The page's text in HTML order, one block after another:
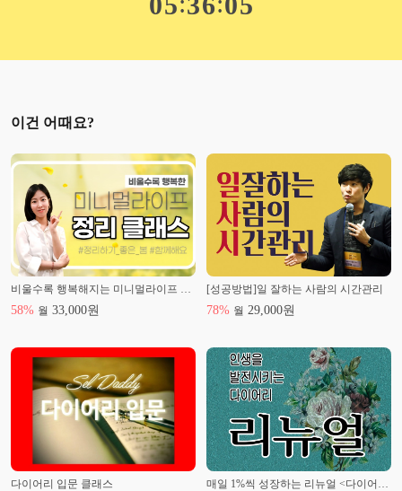
- GS건설 콘테스트 '적재적소 배치법' 대상 수상
- 강남 교보문고 저자 사인회
- 칼럼 연재
이건 어때요?
비울수록 행복해지는 미니멀라이프 정리 클래스
58% 월 33,000원
[성공방법]일 잘하는 사람의 시간관리
78% 월 29,000원
다이어리 입문 클래스